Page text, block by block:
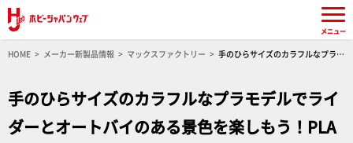
HOME メーカー新製品情報 マックスファクトリー
手のひらサイズのカラフルなプラモ
手のひらサイズのカラフルなプラモデルでライ
ダーとオートバイのある景色を楽しもう！PLA
メニュー